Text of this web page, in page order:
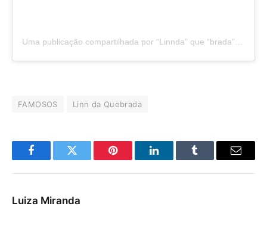
FAMOSOS Linn da Quebrada
FacebookTwitter Pinterest LinkedInTumblr
E-
Luiza Miranda